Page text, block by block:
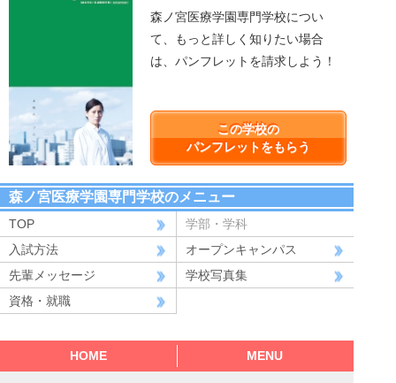
森ノ宮医療学園専門学校につい
て、もっと詳しく知りたい場合
は、パンフレットを請求しよう！
この学校の
パンフレットをもらう
森ノ宮医療学園専門学校のメニュー
TOP
学部・学科
入試方法
オープンキャンパス
先輩メッセージ
学校写真集
資格・就職
HOME MENU